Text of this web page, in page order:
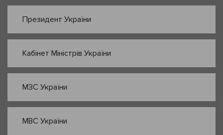
Президент України
Кабінет Міністрів України
МЗС України
МВС України